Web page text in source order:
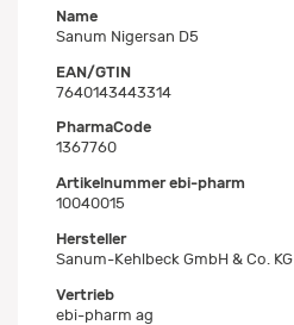
Name
Sanum Nigersan D5
EAN/GTIN
7640143443314
PharmaCode
1367760
Artikelnummer ebi-pharm
10040015
Hersteller
Sanum-Kehlbeck GmbH & Co. KG
Vertrieb
ebi-pharm ag